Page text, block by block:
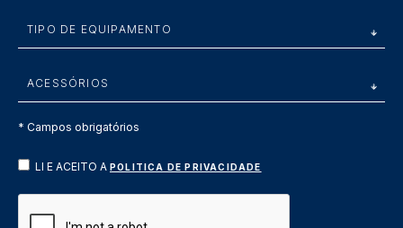
* Campos obrigatórios
LI E ACEITO A POLITICA DE PRIVACIDADE